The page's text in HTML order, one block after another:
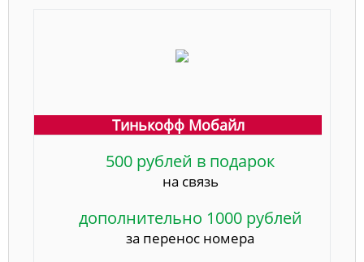
Тинькофф Мобайл
500 рублей в подарок
на связь
дополнительно 1000 рублей
за перенос номера